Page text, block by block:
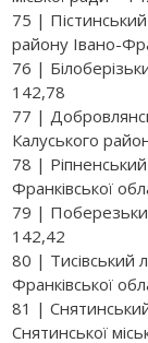
75 | Пістинський
району Івано-
76 |
142,78
77 |
Калуського
78 | Ріпненський
Франківської
79 |
142,42
80 | Тисівський
Франківської
81 |
Снятинської